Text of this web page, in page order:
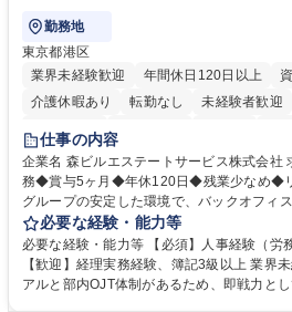
勤務地
東京都港区
業界未経験歓迎
年間休日120日以上
介護休暇あり
転勤なし 未経験者歓迎
経験者歓迎
完全週休2日制
交通費支給 長期歓迎
仕事の内容
企業名 森ビルエステートサービス株式会社 求人名 【森ビルG】人事・総
務◆賞与5ヶ月◆年休120日◆残業少なめ◆リモート可 仕事
グループの安定した環境で、バックオフィ
をお任せします。 労務と総務の業務をバラ
度改定などのコア業務にも挑戦できる、やりが
理、給与計算、社会保険手続き、年末調整
き、社内規定の改定や人事制度改定などの
必要な経験・能力等
必要な経験・能力等 【必須】人事経験（労
【歓迎】経理実務経験、簿記3級以上 業界
アルと部内OJT体制があるため、即戦力と